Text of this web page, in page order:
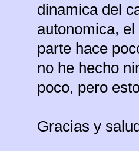
dinamica del
autonomica,
parte hace
no he hecho
poco, pero
Gracias y